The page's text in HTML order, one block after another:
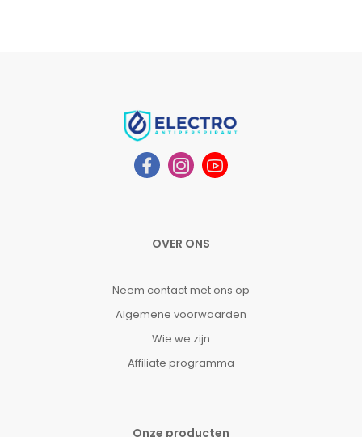
OVER ONS
Neem contact met ons op
Algemene voorwaarden
Wie we zijn
Affiliate programma
Onze producten